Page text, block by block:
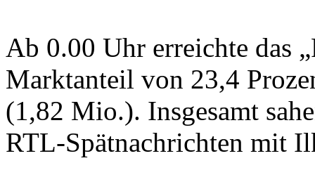
Ab 0.00 Uhr erreichte das
Marktanteil von 23,4
(1,82 Mio.). Insgesamt
RTL-Spätnachrichten mit